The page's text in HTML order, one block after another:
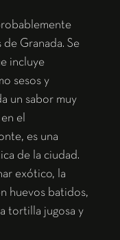
Granada. Se
incluye
sesos y
un sabor muy
el
es una
de la ciudad.
exótico, la
huevos batidos,
tortilla jugosa y